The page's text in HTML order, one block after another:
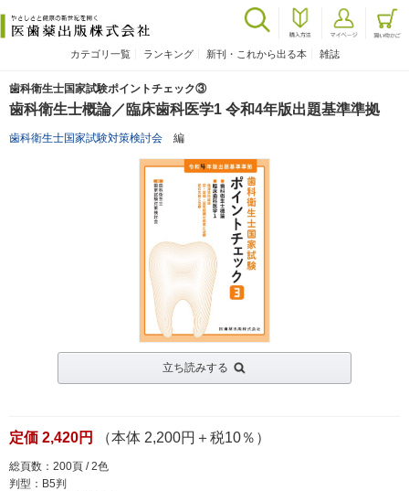
カテゴリ一覧 ランキング 新刊・これから出る本 雑誌
歯科衛生士国家試験ポイントチェック③
歯科衛生士概論／臨床歯科医学1 令和4年版出題基準準拠
歯科衛生士国家試験対策検討会 編
立ち読みする
定価 2,420円 （本体 2,200円＋税10％）
総頁数：200頁 / 2色
判型：B5判